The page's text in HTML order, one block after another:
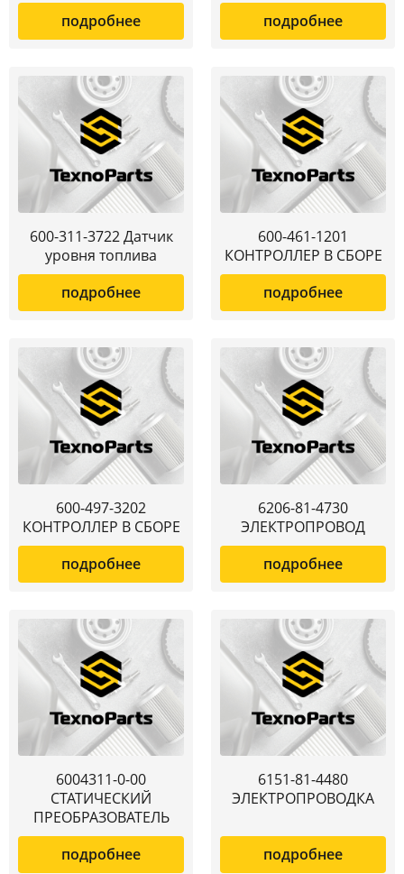
подробнее подробнее
600-311-3722 Датчик
уровня топлива
подробнее
600-461-1201
КОНТРОЛЛЕР В СБОРЕ
подробнее
600-497-3202
КОНТРОЛЛЕР В СБОРЕ
подробнее
6206-81-4730
ЭЛЕКТРОПРОВОД
подробнее
6004311-0-00
СТАТИЧЕСКИЙ
ПРЕОБРАЗОВАТЕЛЬ
подробнее
6151-81-4480
ЭЛЕКТРОПРОВОДКА
подробнее